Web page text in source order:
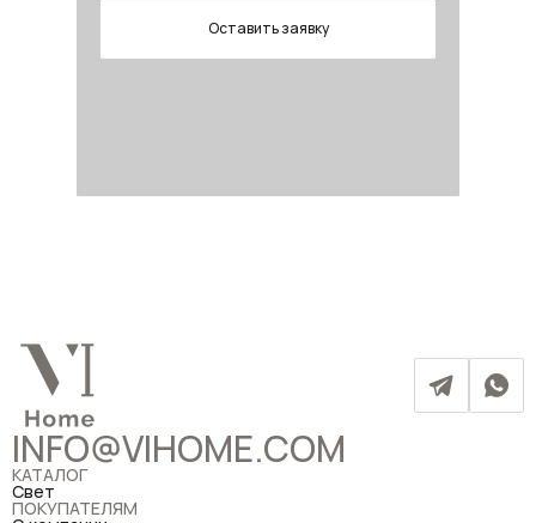
Оставить заявку
INFO@VIHOME.COM
КАТАЛОГ
Свет
ПОКУПАТЕЛЯМ